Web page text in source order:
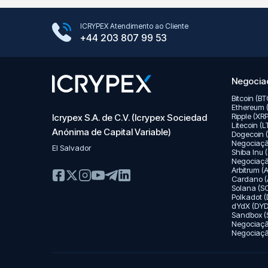
ICRYPEX Atendimento ao Cliente
+44 203 807 99 53
Google Play StoreApp Store
Icrypex S.A. de C.V. (Icrypex Sociedad
Anónima de Capital Variable)
El Salvador
Bitcoin
Ethereum
Ripple
Litecoin
Dogecoin
Shiba Inu
Arbitrum
Cardano
Solana
Polkadot
dYdX
Sandbox